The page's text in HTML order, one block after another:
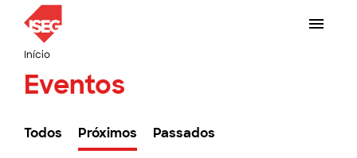
Início
Eventos
Todos Próximos Passados